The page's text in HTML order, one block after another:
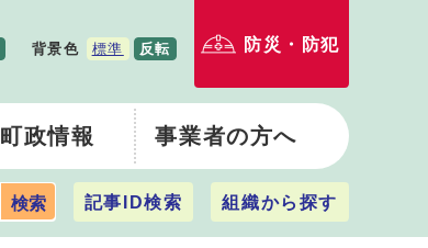
背景色 標準 反転 防災・防犯
町政情報 事業者の方へ
検索 記事ID検索 組織から探す